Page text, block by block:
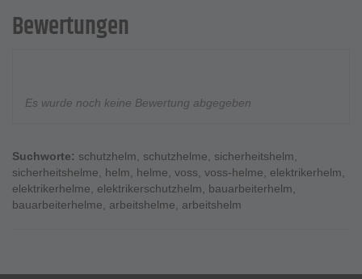
Bewertungen
Es wurde noch keine Bewertung abgegeben
Suchworte: schutzhelm, schutzhelme, sicherheitshelm,
sicherheitshelme, helm, helme, voss, voss-helme, elektrikerhelm,
elektrikerhelme, elektrikerschutzhelm, bauarbeiterhelm,
bauarbeiterhelme, arbeitshelme, arbeitshelm